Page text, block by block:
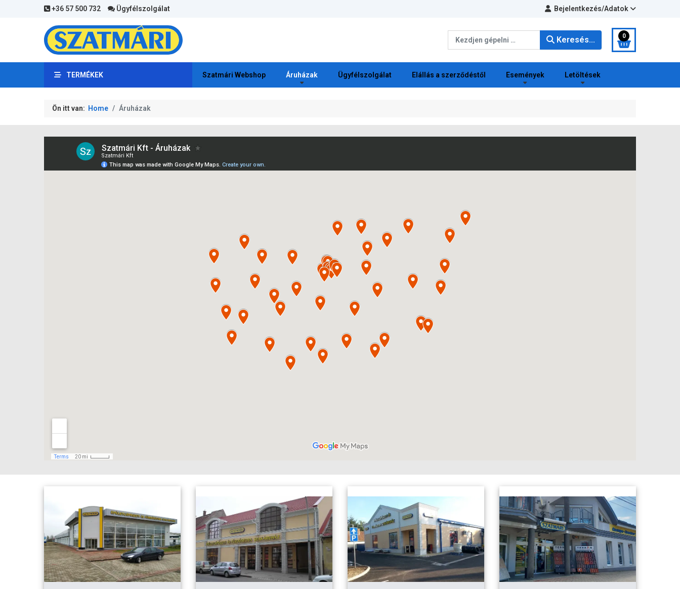
+36 57 500 732 Ügyfélszolgálat Bejelentkezés/Adatok
Keresés... 0
TERMÉKEK Szatmári Webshop Áruházak Ügyfélszolgálat Elállás a szerződéstől Események Letöltések
Ön itt van: Home Áruházak